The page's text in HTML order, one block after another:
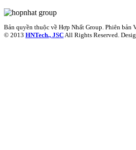
Bản quyền thuộc về Hợp Nhất Group. Phiên bản
© 2013 HNTech., JSCAll Rights Reserved.